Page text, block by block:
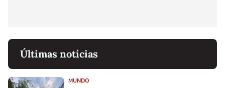
Últimas notícias
MUNDO